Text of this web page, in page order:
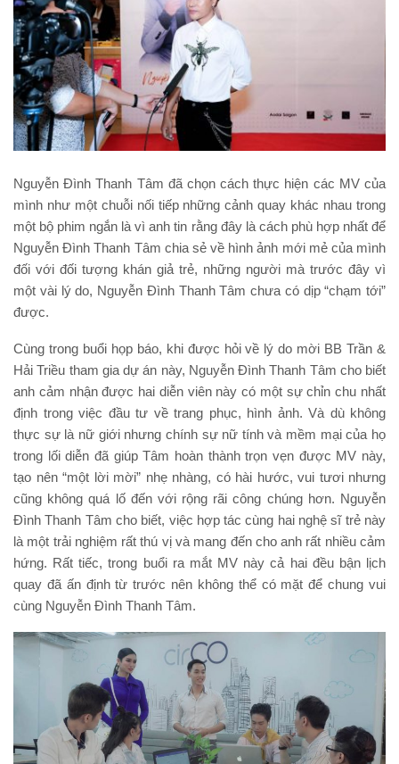
Nguyễn Đình Thanh Tâm đã chọn cách thực hiện các MV của
mình như một chuỗi nối tiếp những cảnh quay khác nhau trong
một bộ phim ngắn là vì anh tin rằng đây là cách phù hợp nhất để
Nguyễn Đình Thanh Tâm chia sẻ về hình ảnh mới mẻ của mình
đối với đối tượng khán giả trẻ, những người mà trước đây vì
một vài lý do, Nguyễn Đình Thanh Tâm chưa có dịp “chạm tới”
được.
Cùng trong buổi họp báo, khi được hỏi về lý do mời BB Trần &
Hải Triều tham gia dự án này, Nguyễn Đình Thanh Tâm cho biết
anh cảm nhận được hai diễn viên này có một sự chỉn chu nhất
định trong việc đầu tư về trang phục, hình ảnh. Và dù không
thực sự là nữ giới nhưng chính sự nữ tính và mềm mại của họ
trong lối diễn đã giúp Tâm hoàn thành trọn vẹn được MV này,
tạo nên “một lời mời” nhẹ nhàng, có hài hước, vui tươi nhưng
cũng không quá lố đến với rộng rãi công chúng hơn. Nguyễn
Đình Thanh Tâm cho biết, việc hợp tác cùng hai nghệ sĩ trẻ này
là một trải nghiệm rất thú vị và mang đến cho anh rất nhiều cảm
hứng. Rất tiếc, trong buổi ra mắt MV này cả hai đều bận lịch
quay đã ấn định từ trước nên không thể có mặt để chung vui
cùng Nguyễn Đình Thanh Tâm.